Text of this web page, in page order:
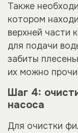
Также
котором
верхней части
для подачи
забиты
их можно
Шаг 4:
насоса
Для очистки